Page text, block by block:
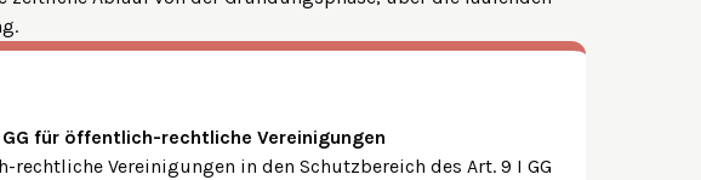
für öffentlich-rechtliche Vereinigungen
Vereinigungen in den Schutzbereich des Art. 9 I GG